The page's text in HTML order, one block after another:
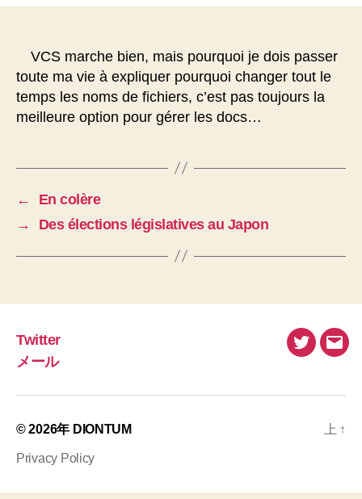
VCS marche bien, mais pourquoi je dois passer
toute ma vie à expliquer pourquoi changer tout le
temps les noms de fichiers, c’est pas toujours la
meilleure option pour gérer les docs…
←
En colère
→
Des élections législatives au Japon
Twitter
メール
Twitterメ
ル
© 2026年 DIONTUM
Privacy Policy
上 ↑